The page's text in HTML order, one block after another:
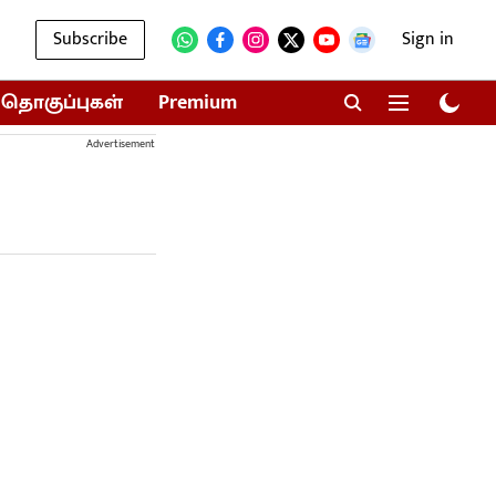
Subscribe Sign in
தொகுப்புகள் Premium
Advertisement